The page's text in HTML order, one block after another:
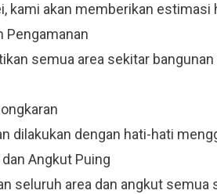
kami akan memberikan estimasi
Pengamanan
semua area sekitar
dilakukan dengan hati-hati
Angkut Puing
seluruh area dan angkut semua